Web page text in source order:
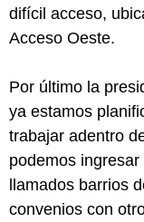
difícil acceso,
Acceso Oeste.
Por último la
ya estamos
trabajar adentro
podemos
llamados barrios
convenios con